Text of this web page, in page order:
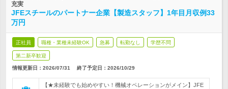
充実
JFEスチールのパートナー企業【製造スタッフ】1年目月収例33
万円
正社員 職種・業種未経験OK 急募 転勤なし 学歴不問
第二新卒歓迎
情報更新日：2026/07/31 終了予定日： 2026/10/29
【★未経験でも始めやすい！機械オペレーションがメイン】JFE